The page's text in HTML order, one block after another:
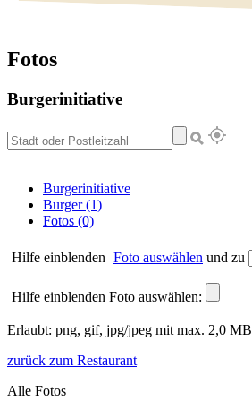
Fotos
Burgerinitiative
Burgerinitiative
Burger (1)
Fotos (0)
Hilfe einblenden Foto auswählen und zu
Hilfe einblenden Foto auswählen:
Erlaubt: png, gif, jpg/jpeg mit max. 2,0 MB
zurück zum Restaurant
Alle Fotos